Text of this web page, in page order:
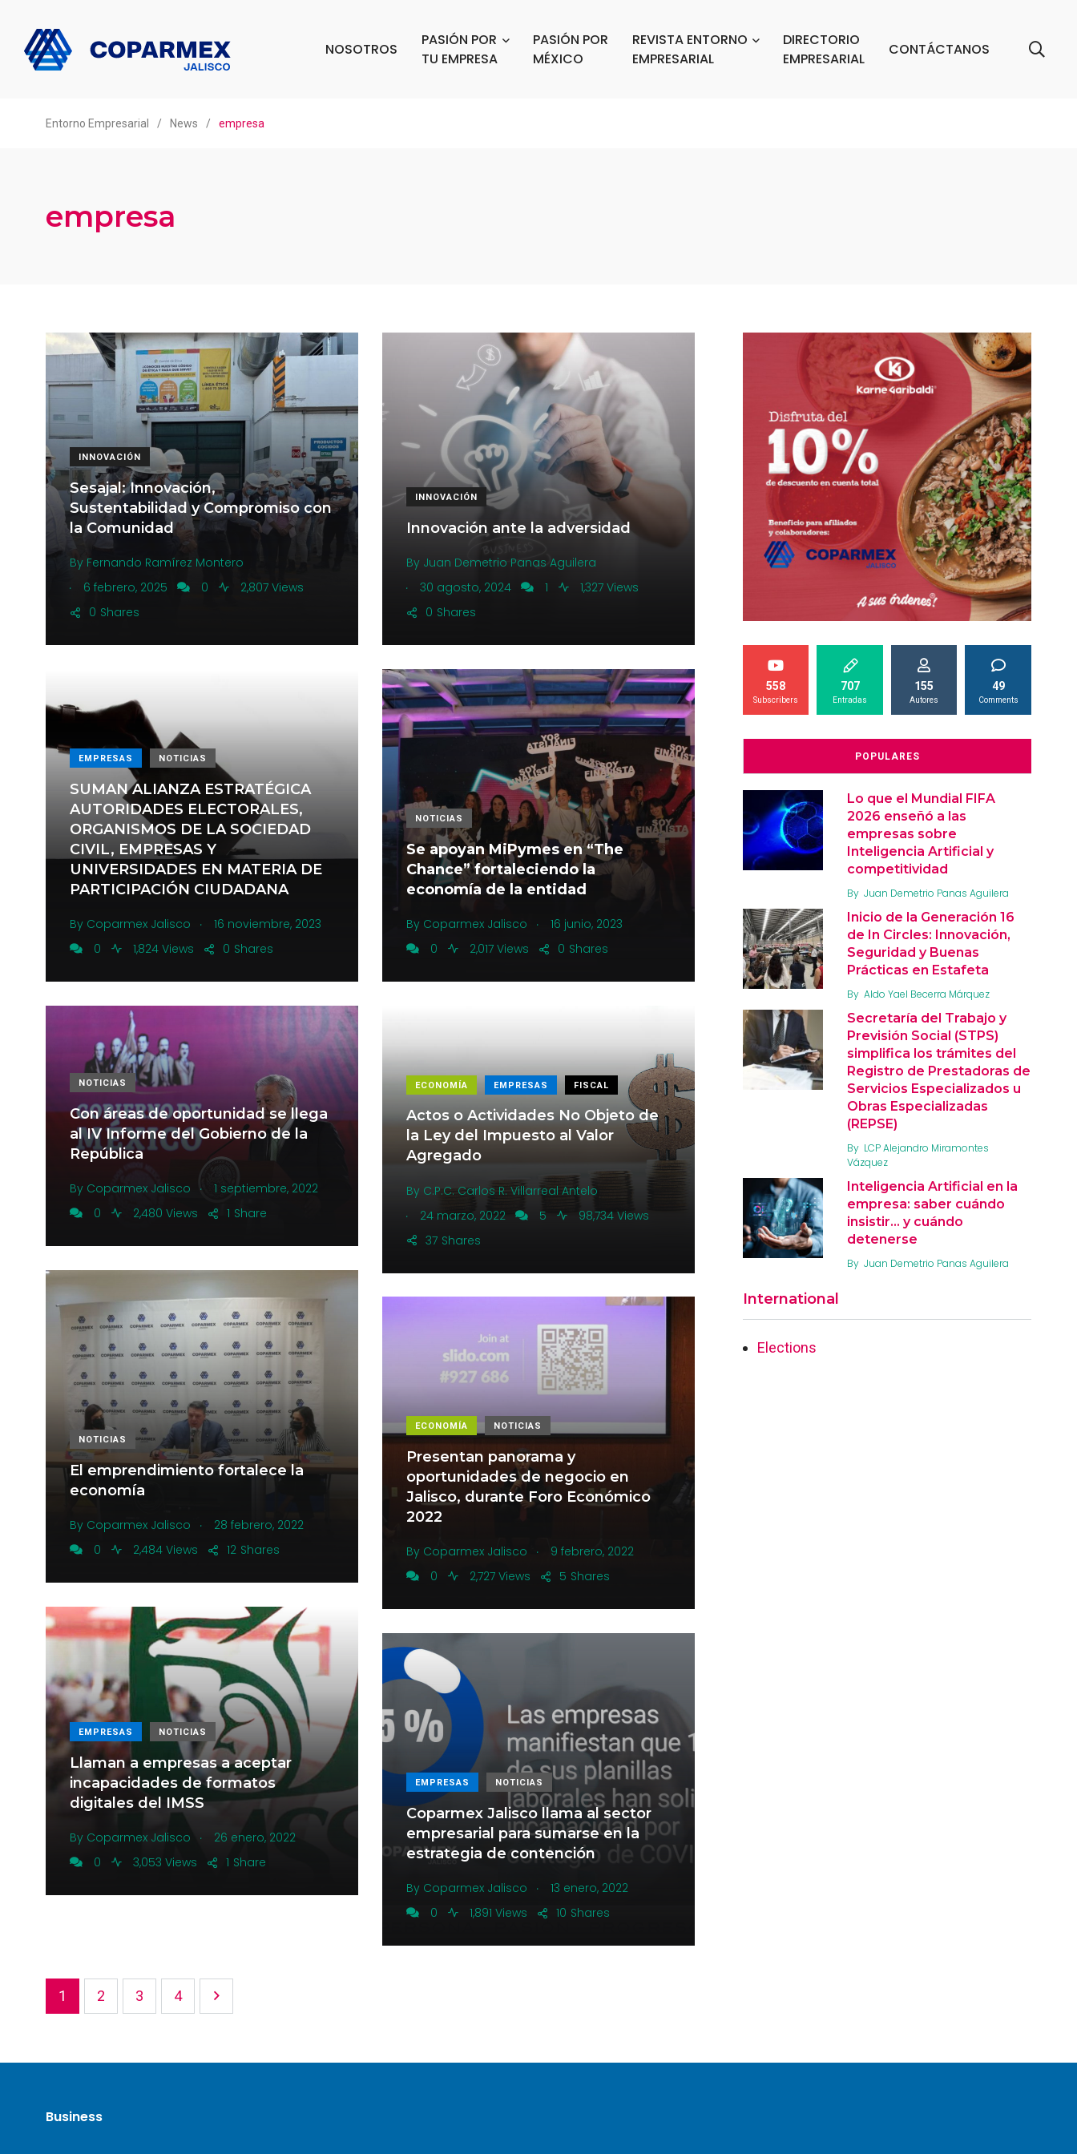
NOSOTROS
PASIÓN POR
TU EMPRESA
PASIÓN POR
MÉXICO
REVISTA ENTORNO
EMPRESARIAL
DIRECTORIO
EMPRESARIAL
CONTÁCTANOS
Entorno Empresarial / News / empresa
empresa
INNOVACIÓN
Sesajal: Innovación,
Sustentabilidad y Compromiso con
la Comunidad
By Fernando Ramírez Montero
.
6 febrero, 2025 0
2,807 Views
Shares
0
INNOVACIÓN
Innovación ante la adversidad
By Juan Demetrio Panas Aguilera
.
30 agosto, 2024 1
1,327 Views
Shares
0
EMPRESAS NOTICIAS
SUMAN ALIANZA ESTRATÉGICA
AUTORIDADES ELECTORALES,
ORGANISMOS DE LA SOCIEDAD
CIVIL, EMPRESAS Y
UNIVERSIDADES EN MATERIA DE
PARTICIPACIÓN CIUDADANA
By Coparmex Jalisco .
16 noviembre, 2023
0
1,824 Views Shares
0
NOTICIAS
Se apoyan MiPymes en “The
Chance” fortaleciendo la
economía de la entidad
By Coparmex Jalisco .
16 junio, 2023
0
2,017 Views Shares
0
NOTICIAS
Con áreas de oportunidad se llega
al IV Informe del Gobierno de la
República
By Coparmex Jalisco .
1 septiembre, 2022
0
2,480 Views Share
1
ECONOMÍA EMPRESAS FISCAL
Actos o Actividades No Objeto de
la Ley del Impuesto al Valor
Agregado
By C.P.C. Carlos R. Villarreal Antelo
.
24 marzo, 2022 5
98,734 Views
Shares
37
NOTICIAS
El emprendimiento fortalece la
economía
By Coparmex Jalisco .
28 febrero, 2022
0
2,484 Views Shares
12
ECONOMÍA NOTICIAS
Presentan panorama y
oportunidades de negocio en
Jalisco, durante Foro Económico
2022
By Coparmex Jalisco .
9 febrero, 2022
0
2,727 Views Shares
5
EMPRESAS NOTICIAS
Llaman a empresas a aceptar
incapacidades de formatos
digitales del IMSS
By Coparmex Jalisco .
26 enero, 2022
0
3,053 Views Share
1
EMPRESAS NOTICIAS
Coparmex Jalisco llama al sector
empresarial para sumarse en la
estrategia de contención
By Coparmex Jalisco .
13 enero, 2022
0
1,891 Views Shares
10
1 2 3 4
558
Subscribers
707
Entradas
155
Autores
49
Comments
POPULARES
Lo que el Mundial FIFA
2026 enseñó a las
empresas sobre
Inteligencia Artificial y
competitividad
By Juan Demetrio Panas Aguilera
Inicio de la Generación 16
de In Circles: Innovación,
Seguridad y Buenas
Prácticas en Estafeta
By Aldo Yael Becerra Márquez
Secretaría del Trabajo y
Previsión Social (STPS)
simplifica los trámites del
Registro de Prestadoras de
Servicios Especializados u
Obras Especializadas
(REPSE)
By LCP Alejandro Miramontes
Vázquez
Inteligencia Artificial en la
empresa: saber cuándo
insistir… y cuándo
detenerse
By Juan Demetrio Panas Aguilera
International
Elections
Business